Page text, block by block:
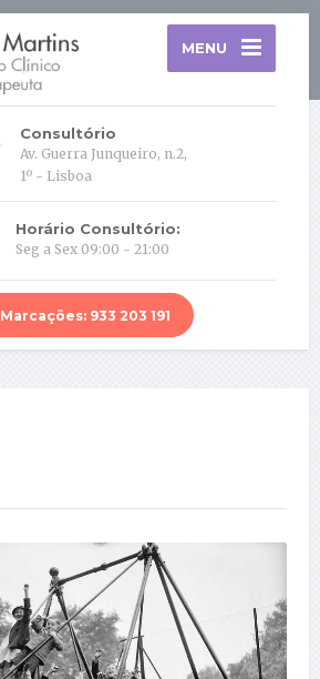
MENU
Consultório
Av. Guerra Junqueiro, n.2,
1º - Lisboa
Horário Consultório:
Seg a Sex 09:00 - 21:00
Marcações: 933 203 191